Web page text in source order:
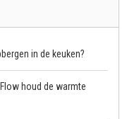
in de keuken?
houd de warmte